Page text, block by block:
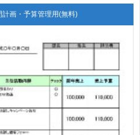
画・予算管理用(無料)